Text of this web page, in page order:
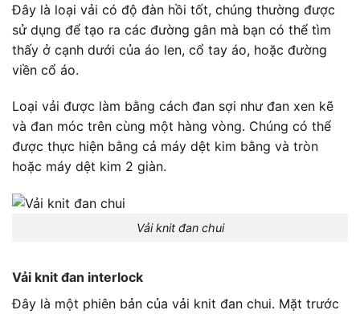
Đây là loại vải có độ đàn hồi tốt, chúng thường được
sử dụng để tạo ra các đường gân mà bạn có thể tìm
thấy ở cạnh dưới của áo len, cổ tay áo, hoặc đường
viền cổ áo.
Loại vải được làm bằng cách đan sợi như đan xen kẽ
và đan móc trên cùng một hàng vòng. Chúng có thể
được thực hiện bằng cả máy dệt kim bằng và tròn
hoặc máy dệt kim 2 giàn.
Vải knit đan chui
Vải knit đan interlock
Đây là một phiên bản của vải knit đan chui. Mặt trước